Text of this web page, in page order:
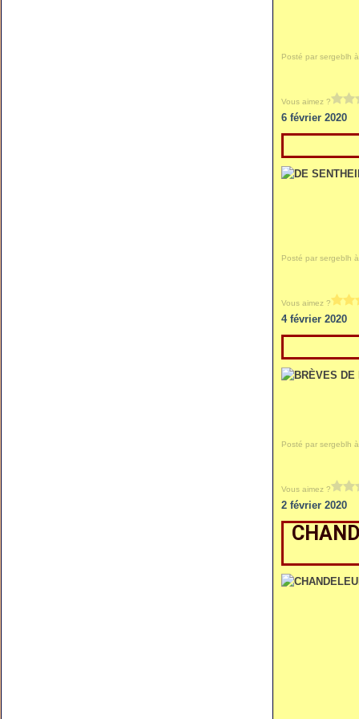
Posté par sergeblh
Vous aimez ?
6 février 2020
Posté par sergeblh
Vous aimez ?
4 février 2020
Posté par sergeblh
Vous aimez ?
2 février 2020